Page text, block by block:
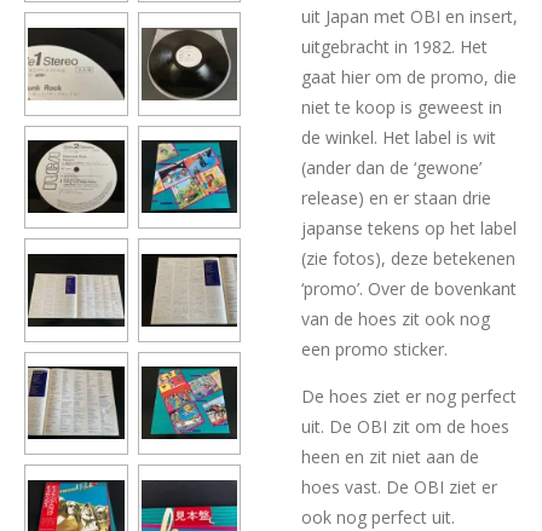
uit Japan met OBI en insert,
uitgebracht in 1982. Het
gaat hier om de promo, die
niet te koop is geweest in
de winkel. Het label is wit
(ander dan de ‘gewone’
release) en er staan drie
japanse tekens op het label
(zie fotos), deze betekenen
‘promo’. Over de bovenkant
van de hoes zit ook nog
een promo sticker.
De hoes ziet er nog perfect
uit. De OBI zit om de hoes
heen en zit niet aan de
hoes vast. De OBI ziet er
ook nog perfect uit.